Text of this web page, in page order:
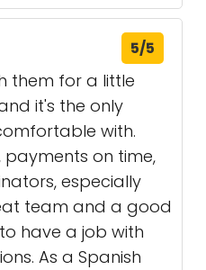
5/5
them for a little
it's the only
with.
payments on time,
especially
team and a good
have a job with
As a Spanish